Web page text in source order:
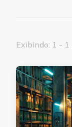
Exibindo: 1 - 1